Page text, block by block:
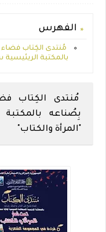
الفهرس
مُنتدى الكِتاب
بالمكتبة
مُنتدى الكِتاب
بِصُناعه
"المرأة والكتاب"